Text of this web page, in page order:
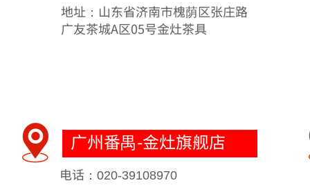
地址：山东省济南市槐荫区张庄路
广友茶城A区05号金灶茶具
广州番禺-金灶旗舰店
电话： 020-39108970